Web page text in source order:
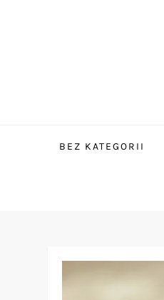
BEZ KATEGORII